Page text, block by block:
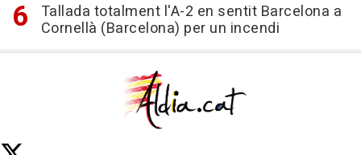
Tallada totalment l'A-2 en sentit Barcelona a
Cornellà (Barcelona) per un incendi